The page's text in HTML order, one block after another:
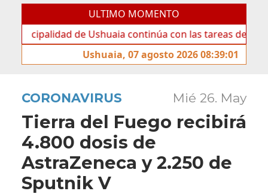
ULTIMO MOMENTO
de Ushuaia continúa con las tareas de
Ushuaia, 07 agosto 2026 08:39:01
CORONAVIRUS Mié 26. May
Tierra del Fuego recibirá
4.800 dosis de
AstraZeneca y 2.250 de
Sputnik V